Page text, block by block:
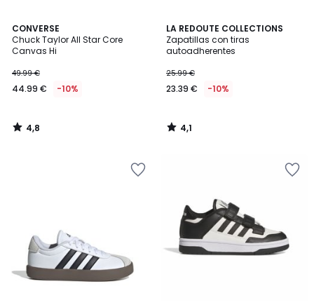
CONVERSE
Chuck Taylor All Star Core
Canvas Hi
49.99 €
44.99 € -10%
4,8
/ 5
4,8
/
LA REDOUTE COLLECTIONS
Zapatillas con tiras
autoadherentes
25.99 €
23.39 € -10%
4,1
/ 5
4,1
/